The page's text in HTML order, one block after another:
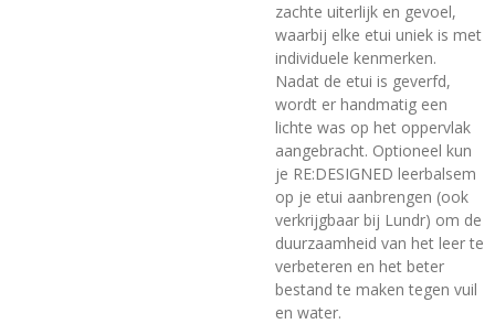
zachte uiterlijk en gevoel,
waarbij elke etui uniek is met
individuele kenmerken.
Nadat de etui is geverfd,
wordt er handmatig een
lichte was op het oppervlak
aangebracht. Optioneel kun
je RE:DESIGNED leerbalsem
op je etui aanbrengen (ook
verkrijgbaar bij Lundr) om de
duurzaamheid van het leer te
verbeteren en het beter
bestand te maken tegen vuil
en water.